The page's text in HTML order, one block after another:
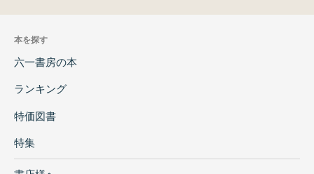
本を探す
六一書房の本
ランキング
特価図書
特集